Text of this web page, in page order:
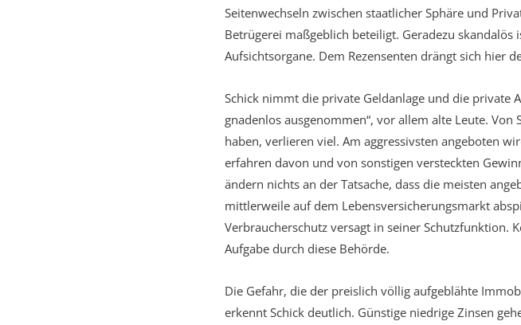
Seitenwechseln zwischen staatlicher Sphäre und
Betrügerei maßgeblich beteiligt. Geradezu
Aufsichtsorgane. Dem Rezensenten drängt sich hier
Schick nimmt die private Geldanlage und die private
gnadenlos ausgenommen“, vor allem alte Leute.
haben, verlieren viel. Am aggressivsten angeboten
erfahren davon und von sonstigen versteckten
ändern nichts an der Tatsache, dass die meisten
mittlerweile auf dem Lebensversicherungsmarkt
Verbraucherschutz versagt in seiner Schutzfunktion.
Aufgabe durch diese Behörde.
Die Gefahr, die der preislich völlig aufgeblähte
erkennt Schick deutlich. Günstige niedrige Zinsen